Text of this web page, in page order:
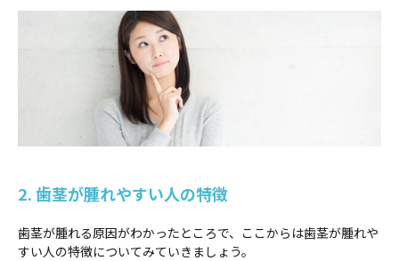
2. 歯茎が腫れやすい人の特徴
歯茎が腫れる原因がわかったところで、ここからは歯茎が腫れや
すい人の特徴についてみていきましょう。